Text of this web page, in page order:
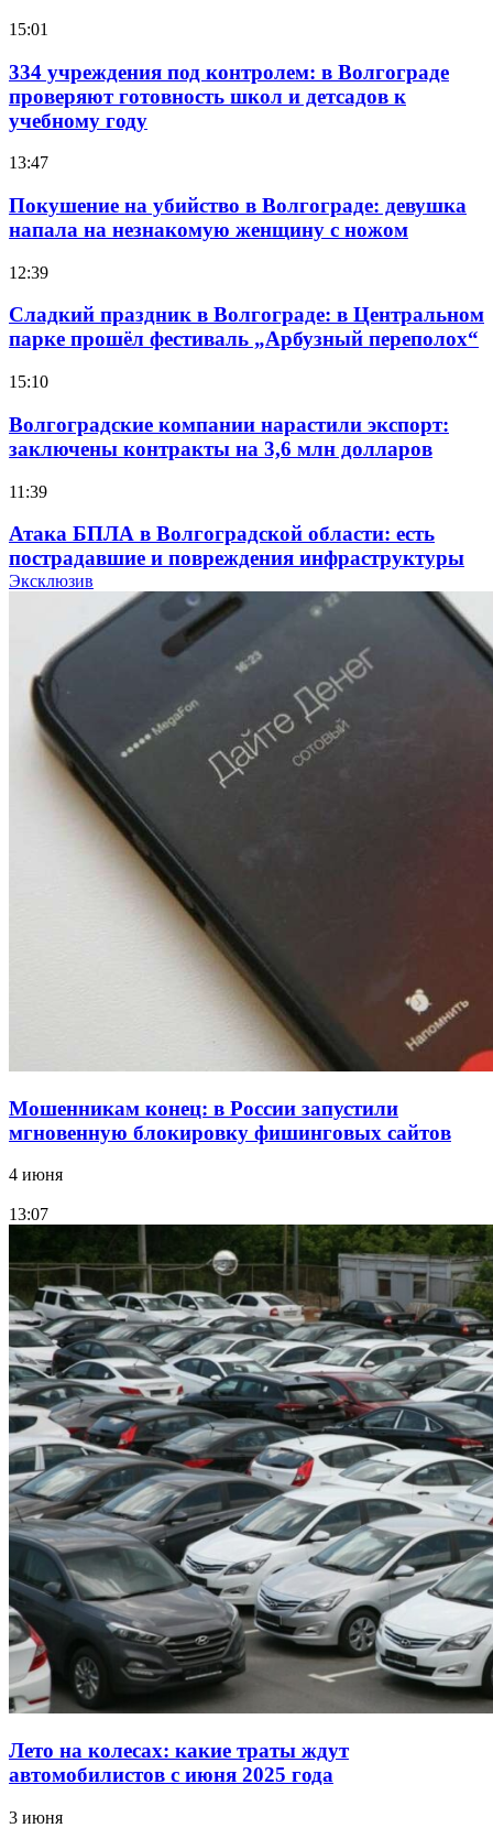
15:01
334 учреждения под контролем: в Волгограде
проверяют готовность школ и детсадов к
учебному году
13:47
Покушение на убийство в Волгограде: девушка
напала на незнакомую женщину с ножом
12:39
Сладкий праздник в Волгограде: в Центральном
парке прошёл фестиваль „Арбузный переполох“
15:10
Волгоградские компании нарастили экспорт:
заключены контракты на 3,6 млн долларов
11:39
Атака БПЛА в Волгоградской области: есть
пострадавшие и повреждения инфраструктуры
Волгоградские вузы в топе зарплатного
рейтинга: ВолгГТУ и ВолгГМУ вошли в топ‑15
для химической отрасли и фармацевтики
18:39
В Красноармейском районе Волгограда стартует
конкурс на ремонт моста через Волго‑Донской
судоходный канал
Фестиваль #ТриЧетыре в Волгограде пройдёт
11–13 сентября в рамках Года единства народов
Эксклюзив
Мошенникам конец: в России запустили
мгновенную блокировку фишинговых сайтов
4 июня
13:07
Лето на колесах: какие траты ждут
автомобилистов с июня 2025 года
3 июня